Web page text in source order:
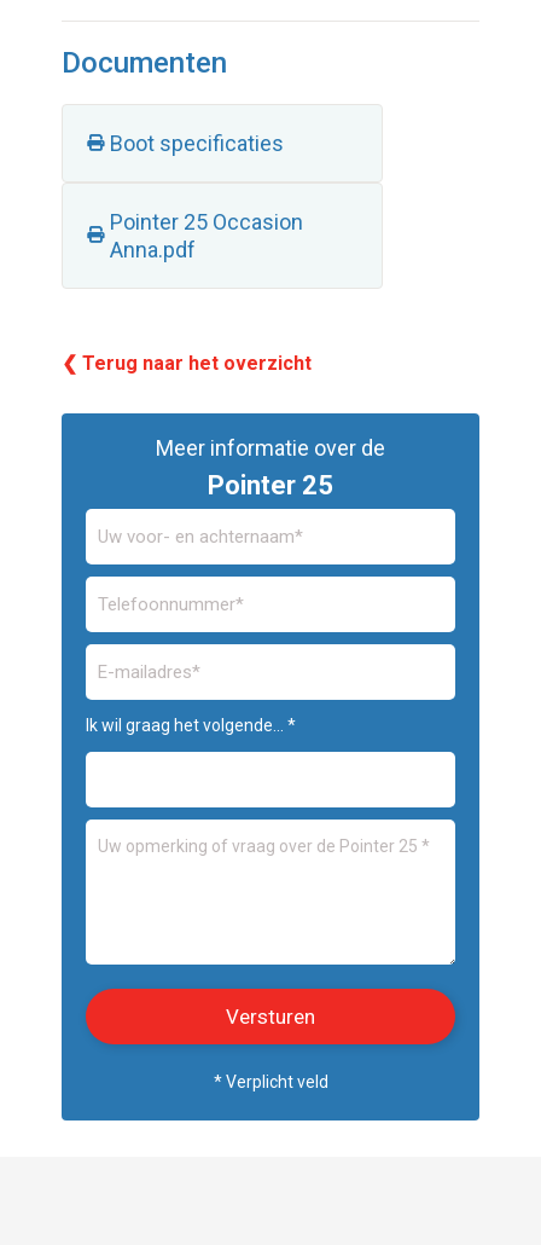
Documenten
Boot specificaties
Pointer 25 Occasion
Anna.pdf
❮ Terug naar het overzicht
Meer informatie over de
Pointer 25
Ik wil graag het volgende... *
* Verplicht veld